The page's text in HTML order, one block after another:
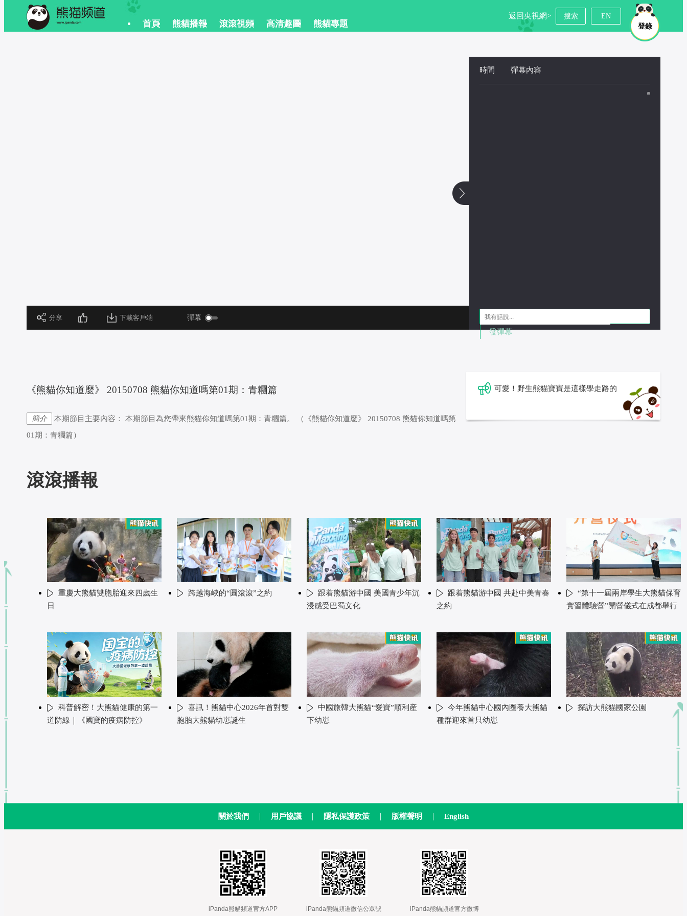
首頁 熊貓播報 滾滾視頻 高清趣圖 熊貓專題 登錄
返回央視網> 搜索 EN
分享 下載客戶端 彈幕
時間 彈幕內容
發彈幕
《熊貓你知道麼》 20150708 熊貓你知道嗎第01期：青糰篇
簡介
本期節目主要內容： 本期節目為您帶來熊貓你知道嗎第01期：青糰篇。 （《熊貓你知道麼》 20150708 熊貓你知道嗎第
01期：青糰篇）
可愛！野生熊貓寶寶是這樣學走路的
滾滾播報
重慶大熊貓雙胞胎迎來四歲生
日
跨越海峽的“圓滾滾”之約
跟着熊貓游中國 美國青少年沉
浸感受巴蜀文化
跟着熊貓游中國 共赴中美青春
之約
“第十一屆兩岸學生大熊貓保育
實習體驗營”開營儀式在成都舉行
科普解密！大熊貓健康的第一
道防線｜《國寶的疫病防控》
喜訊！熊貓中心2026年首對雙
胞胎大熊貓幼崽誕生
中國旅韓大熊貓“愛寶”順利産
下幼崽
今年熊貓中心國內圈養大熊貓
種群迎來首只幼崽
探訪大熊貓國家公園
關於我們 | 用戶協議 | 隱私保護政策 | 版權聲明 | English
iPanda熊貓頻道官方APP iPanda熊貓頻道微信公眾號 iPanda熊貓頻道官方微博